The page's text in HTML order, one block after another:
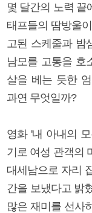
몇 달간의 노력 끝
태프들의 땀방울
고된 스케줄과 밤
남모를 고통을 호
살을 베는 듯한
과연 무엇일까?
영화 '내 아내의
기로 여성 관객의
대세남으로 자리
간을 보냈다고 밝
많은 재미를 선사